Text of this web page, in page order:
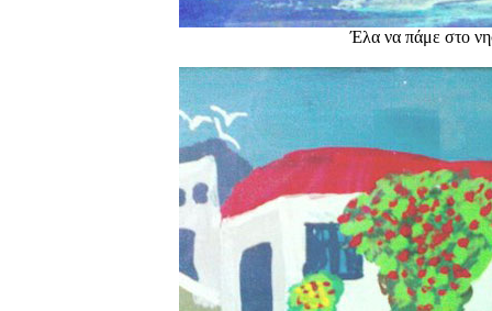
Έλα να πάμε στο